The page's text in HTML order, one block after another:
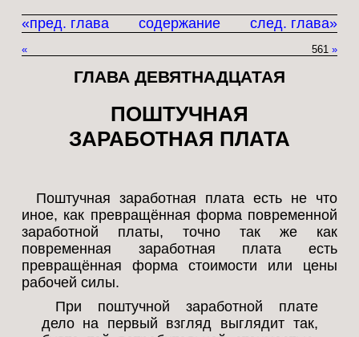
«пред. глава след. глава»
содержание
« »
561
ГЛАВА ДЕВЯТНАДЦАТАЯ
ПОШТУЧНАЯ
ЗАРАБОТНАЯ ПЛАТА
Поштучная заработная плата есть не что
иное, как превращённая форма повременной
заработной платы, точно так же как
повременная заработная плата есть
превращённая форма стоимости или цены
рабочей силы.
При поштучной заработной плате
дело на первый взгляд выглядит так,